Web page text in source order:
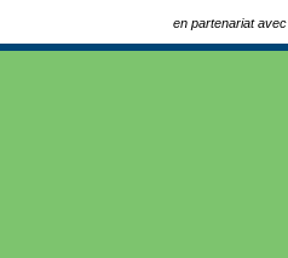
en partenariat avec